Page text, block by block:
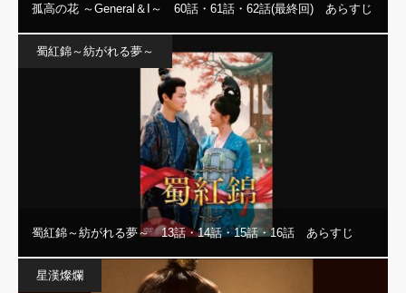
孤高の花 ～General＆I～ 60話・61話・62話(最終回) あらすじ
蜀紅錦～紡がれる夢～
蜀紅錦～紡がれる夢～ 13話・14話・15話・16話 あらすじ
星漢燦爛